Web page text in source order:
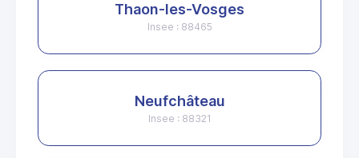
Thaon-les-Vosges
Insee : 88465
Neufchâteau
Insee : 88321